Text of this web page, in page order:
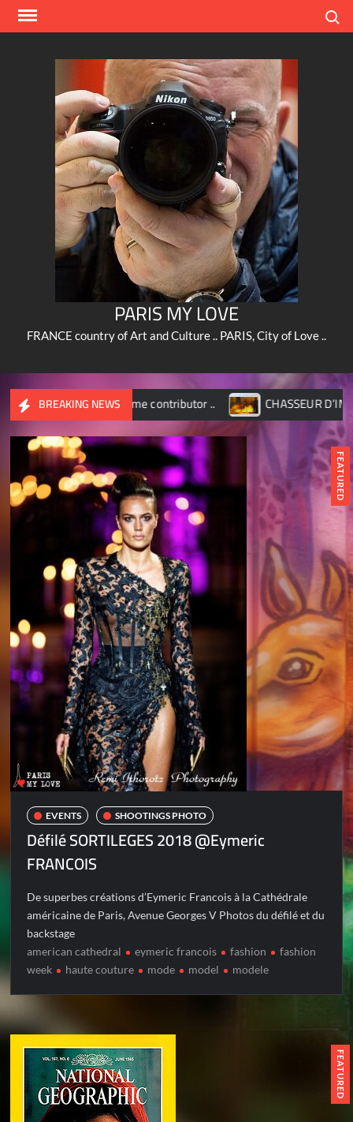
Skip
PARIS MY LOVE
FRANCE country of Art and Culture .. PARIS, City of Love ..
BREAKING NEWS
– became contributor .. CHASSEUR D’IMAGES – Octobre
FEATURED
EVENTS SHOOTINGS PHOTO
Défilé SORTILEGES 2018 @Eymeric
FRANCOIS
De superbes créations d’Eymeric Francois à la Cathédrale
américaine de Paris, Avenue Georges V Photos du défilé et du
backstage
american cathedral
eymeric francois fashion
fashion
week
haute couture mode model modele
FEATURED